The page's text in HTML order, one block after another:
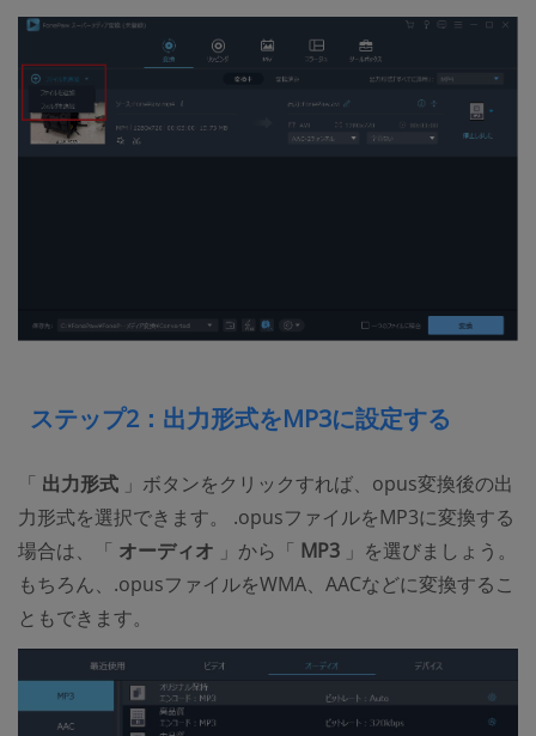
ステップ2：出力形式をMP3に設定する
「 出力形式 」ボタンをクリックすれば、opus変換後の出
力形式を選択できます。 .opusファイルをMP3に変換する
場合は、「 オーディオ 」から「 MP3 」を選びましょう。
もちろん、.opusファイルをWMA、AACなどに変換するこ
ともできます。